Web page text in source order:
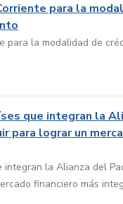
para la
para la modalidad de
que integran la
para lograr un
integran la Alianza del
financiero más